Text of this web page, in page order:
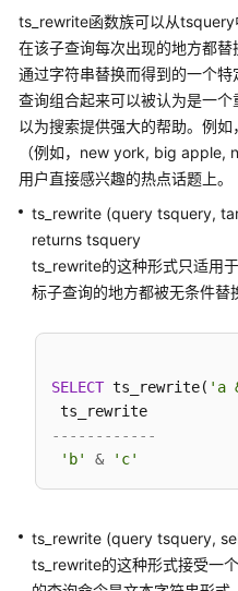
服
务
公
告
产
介
绍
计
说
速
门
用
户
指
ts_rewrite函数族可以从
在该子查询每次出现的地方都
通过字符串替换而得到的一个
查询组合起来可以被认为是一
以为搜索提供强大的帮助。例
（例如，new york, big apple,
用户直接感兴趣的热点话题上。
ts_rewrite (query tsquery,
returns tsquery
ts_rewrite的这种形式只适用
标子查询的地方都被无条件替
SELECT ts_rewrite( 'a
------------
'b'
& 'c'
ts_rewrite (query tsquery,
ts_rewrite的这种形式接受一